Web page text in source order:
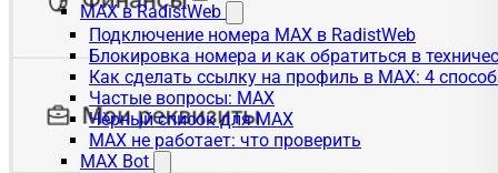
MAX в RadistWeb
Подключение номера MAX в RadistWeb
Блокировка номера и как обратиться в
Как сделать ссылку на профиль в MAX: 4
Частые вопросы: MAX
Чёрный список для MAX
MAX не работает: что проверить
MAX Bot